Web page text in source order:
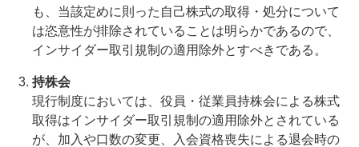
も、当該定めに則った自己株式の取得・処分について
は恣意性が排除されていることは明らかであるので、
インサイダー取引規制の適用除外とすべきである。
持株会
現行制度においては、役員・従業員持株会による株式
取得はインサイダー取引規制の適用除外とされている
が、加入や口数の変更、入会資格喪失による退会時の